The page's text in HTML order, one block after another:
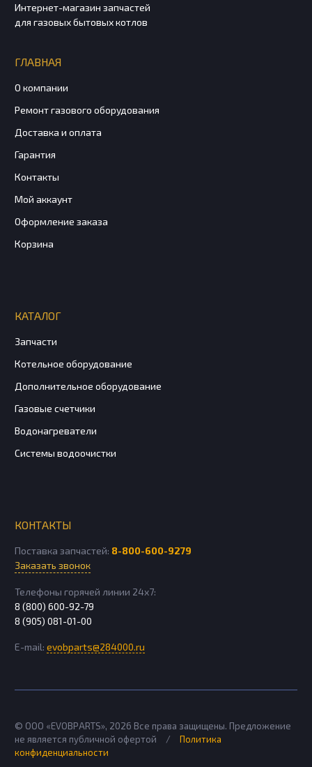
Интернет-магазин запчастей
для газовых бытовых котлов
ГЛАВНАЯ
О компании
Ремонт газового оборудования
Доставка и оплата
Гарантия
Контакты
Мой аккаунт
Оформление заказа
Корзина
КАТАЛОГ
Запчасти
Котельное оборудование
Дополнительное оборудование
Газовые счетчики
Водонагреватели
Системы водоочистки
КОНТАКТЫ
Поставка запчастей: 8-800-600-9279
Заказать звонок
Телефоны горячей линии 24х7:
8 (800) 600-92-79
8 (905) 081-01-00
E-mail: evobparts@284000.ru
© ООО «EVOBPARTS», 2026 Все права защищены. Предложение
не является публичной офертой
/
Политика
конфиденциальности